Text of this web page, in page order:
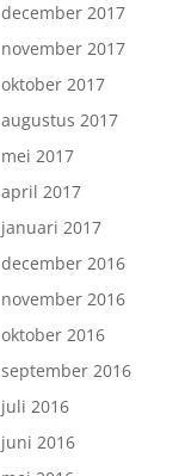
december 2017
november 2017
oktober 2017
augustus 2017
mei 2017
april 2017
januari 2017
december 2016
november 2016
oktober 2016
september 2016
juli 2016
juni 2016